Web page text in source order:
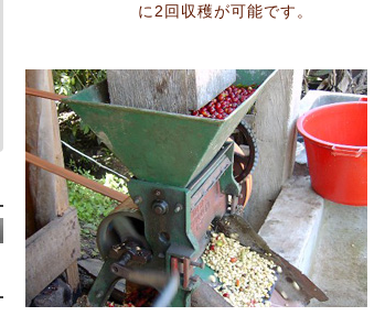
に2回収穫が可能です。